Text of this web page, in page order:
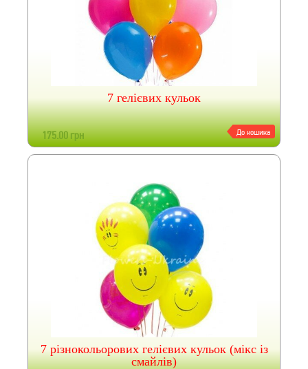
7 гелієвих кульок
175.00 грн До кошика
7 різнокольорових гелієвих кульок (мікс із
смайлів)